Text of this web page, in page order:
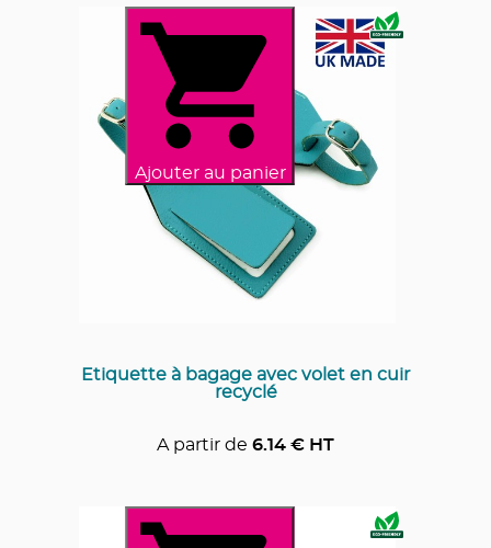
Ajouter au panier
Etiquette à bagage avec volet en cuir
recyclé
A partir de 6.14 € HT